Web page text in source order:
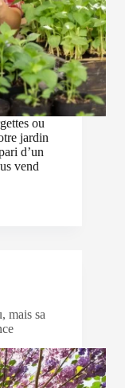
ou
jardin
d’un
vend
mais sa